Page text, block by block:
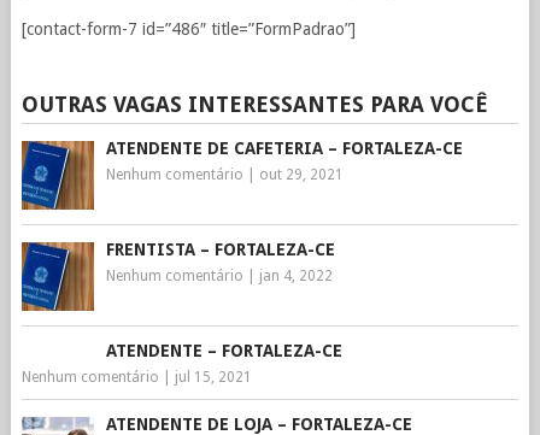
[contact-form-7 id=”486″ title=”FormPadrao”]
OUTRAS VAGAS INTERESSANTES PARA VOCÊ
ATENDENTE DE CAFETERIA – FORTALEZA-CE
Nenhum comentário out 29, 2021
FRENTISTA – FORTALEZA-CE
Nenhum comentário jan 4, 2022
ATENDENTE – FORTALEZA-CE
Nenhum comentário jul 15, 2021
ATENDENTE DE LOJA – FORTALEZA-CE